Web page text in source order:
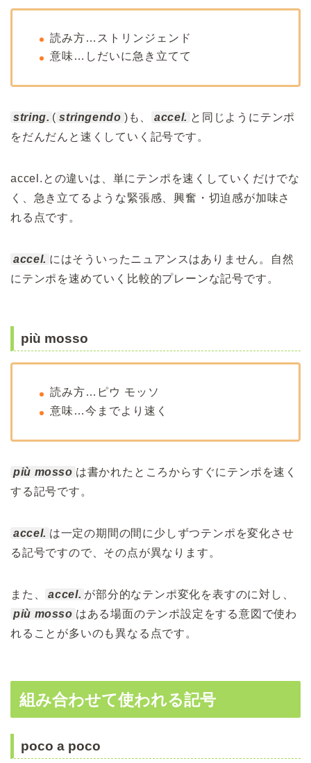
読み方…ストリンジェンド
意味…しだいに急き立てて
string. ( stringendo )も、 accel. と同じようにテンポ
をだんだんと速くしていく記号です。
accel.との違いは、単にテンポを速くしていくだけでな
く、急き立てるような緊張感、興奮・切迫感が加味さ
れる点です。
accel. にはそういったニュアンスはありません。自然
にテンポを速めていく比較的プレーンな記号です。
più mosso
読み方…ピウ モッソ
意味…今までより速く
più mosso は書かれたところからすぐにテンポを速く
する記号です。
accel. は一定の期間の間に少しずつテンポを変化させ
る記号ですので、その点が異なります。
また、 accel. が部分的なテンポ変化を表すのに対し、
più mosso はある場面のテンポ設定をする意図で使わ
れることが多いのも異なる点です。
組み合わせて使われる記号
poco a poco